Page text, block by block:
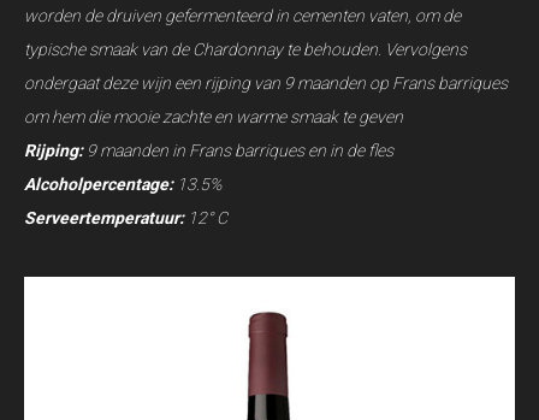
worden de druiven gefermenteerd in cementen vaten, om de
typische smaak van de Chardonnay te behouden. Vervolgens
ondergaat deze wijn een rijping van 9 maanden op Frans barriques
om hem die mooie zachte en warme smaak te geven
Rijping:9 maanden in Frans barriques en in de fles
Alcoholpercentage:13.5%
Serveertemperatuur:12° C